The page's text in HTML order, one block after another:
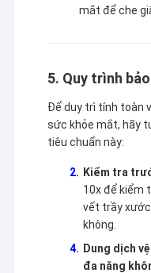
mắt để che
5. Quy trình
Để duy trì tính toàn
sức khỏe mắt, hãy
tiêu chuẩn này:
Kiểm tra
10x để kiểm
vết trầy
không.
Dung dịch
đa năng